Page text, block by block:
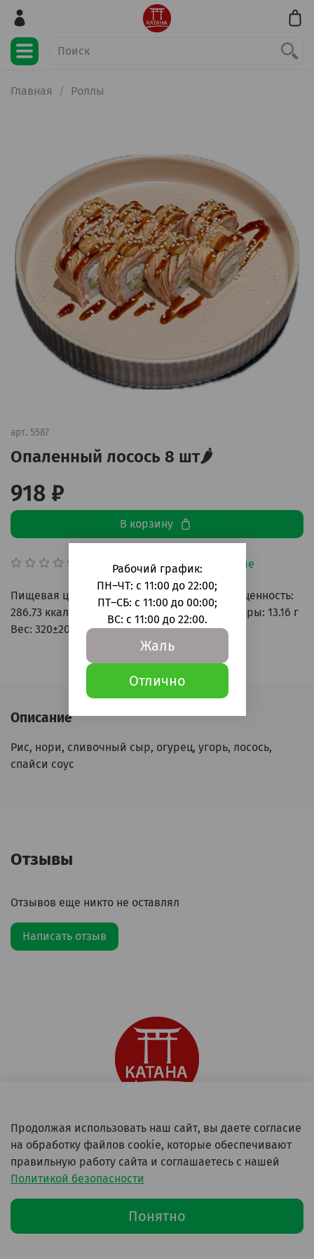
Главная Роллы
арт. 5587
Опаленный лосось 8 шт🌶️
Добавить в сравнение
918 ₽
В корзину
Пищевая ценность (100гр): Энергетическая ценность:
286.73 ккал Углеводы: 33.01 г Белки: 9.01 г Жиры: 13.16 г
Вес: 320±20гр
Описание
Рис, нори, сливочный сыр, огурец, угорь, лосось,
спайси соус
Отзывы
Отзывов еще никто не оставлял
Написать отзыв
+79258943940
Московская обл, г Пушкино, г Ивантеевка, ул
Новоселки, д 81
Продолжая использовать наш сайт, вы даете согласие
на обработку файлов cookie, которые обеспечивают
правильную работу сайта и соглашаетесь с нашей
Политикой безопасности
Понятно
Рабочий график:
ПН–ЧТ: с 11:00 до 22:00;
ПТ–СБ: с 11:00 до 00:00;
ВС: с 11:00 до 22:00.
Жаль
Отлично